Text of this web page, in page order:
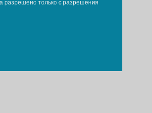
разрешено только с разрешения